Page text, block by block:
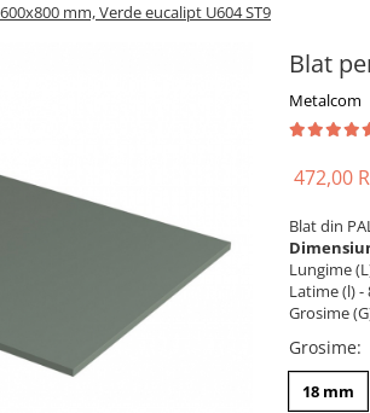
mm, Verde eucalipt U604 ST9
Blat
Metalcom
472,00
Blat din
Lungime
Latime (l) -
Grosime
Grosime:
18 mm